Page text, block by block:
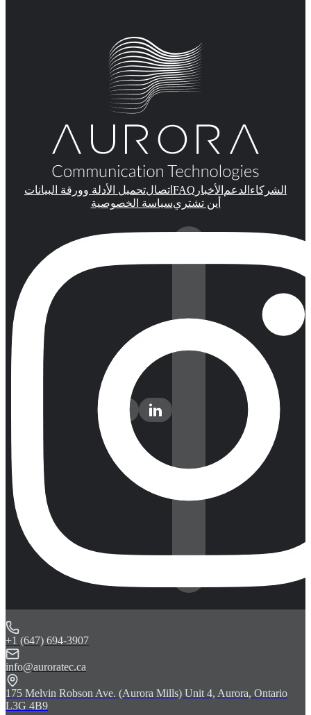
الشركاء الدعم الأخبار FAQ اتصالتحميل الأدلة وورقة البيانات
أين تشتريسياسة الخصوصية
+1 (647) 694-3907
info@auroratec.ca
175 Melvin Robson Ave. (Aurora Mills) Unit 4, Aurora, Ontario
L3G 4B9